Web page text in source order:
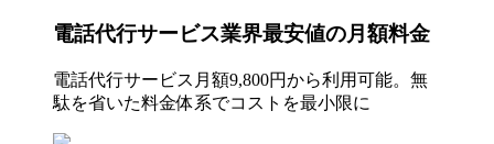
電話代行サービス業界最安値の月額料金
電話代行サービス月額9,800円から利用可能。無
駄を省いた料金体系でコストを最小限に